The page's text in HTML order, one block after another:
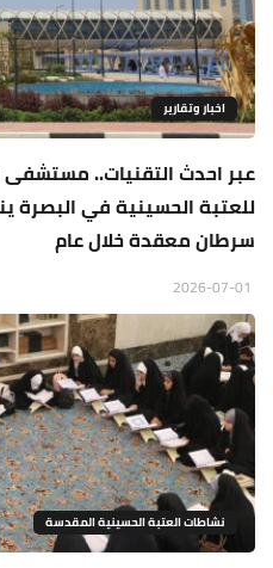
اخبار وتقارير
عبر احدث التقنيات.. مستشفى
سرطان معقدة خلال عام
نشاطات العتبة الحسينية المقدسة